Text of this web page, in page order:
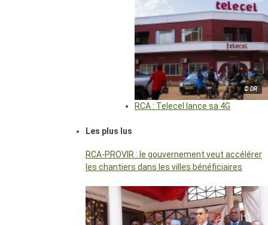
© DR
RCA : Telecel lance sa 4G
Les plus lus
RCA-PROVIR : le gouvernement veut accélérer
les chantiers dans les villes bénéficiaires